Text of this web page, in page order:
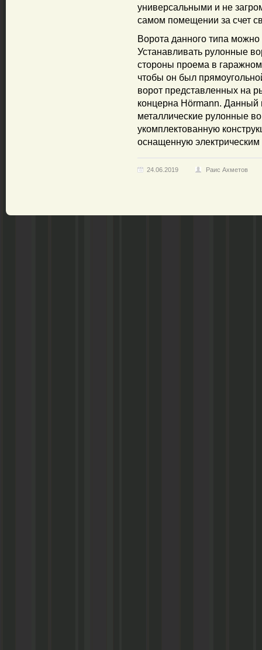
универсальными и не
самом помещении за счет
Ворота данного типа
Устанавливать рулонные
стороны проема в
чтобы он был
ворот представленных на
концерна Hörmann. Данный
металлические рулонные
укомплектованную
оснащенную
24.06.2019 Раис Ахметов